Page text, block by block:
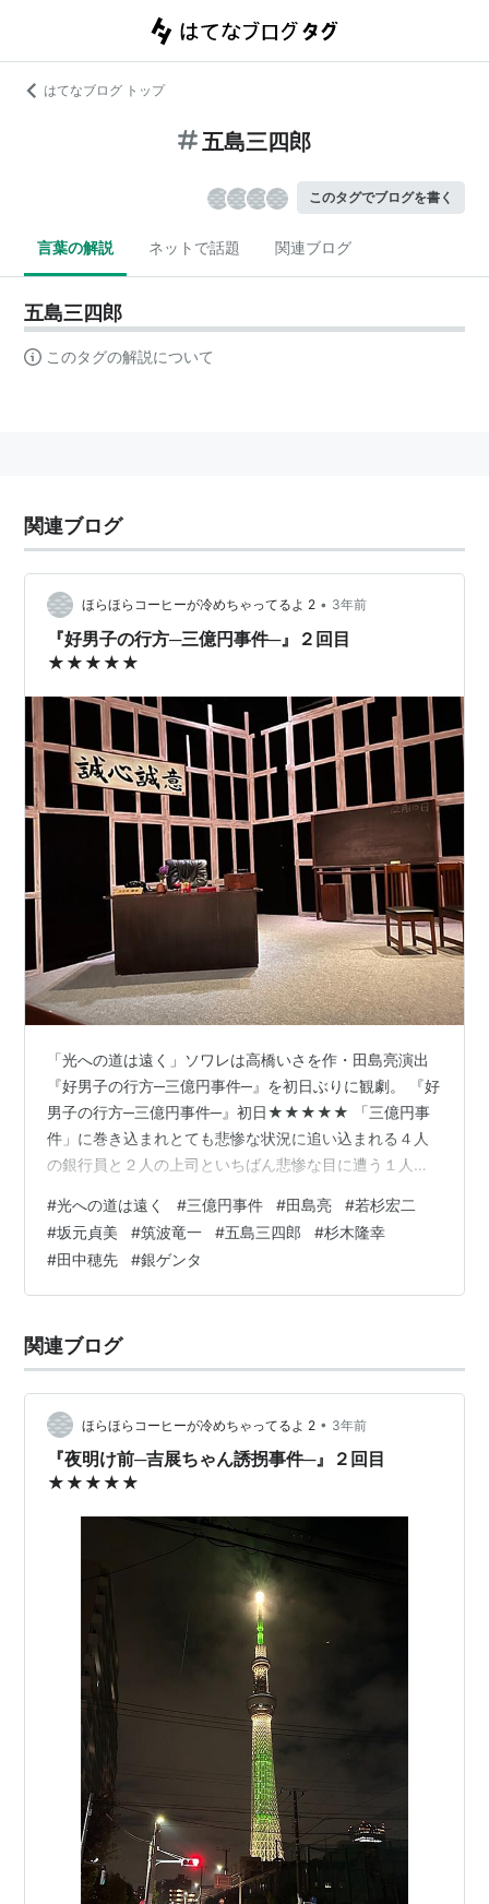
はてなブログ トップ
五島三四郎
このタグでブログを書く
言葉の解説 ネットで話題 関連ブログ
五島三四郎
このタグの解説について
関連ブログ
ほらほらコーヒーが冷めちゃってるよ 2 • 3年前
『好男子の行方─三億円事件─』２回目
★★★★★
「光への道は遠く」ソワレは高橋いさを作・田島亮演出
『好男子の行方─三億円事件─』を初日ぶりに観劇。 『好
男子の行方─三億円事件─』初日★★★★★ 「三億円事
件」に巻き込まれとても悲惨な状況に追い込まれる４人
の銀行員と２人の上司といちばん悲惨な目に遭う１人の
室でのワンシチュエーション会話劇（一幕三場）。自分
や会社の保身のために仲間を犠牲にするなんて… サラリ
ーマンの性をコミカルに。いちばん正しいことを訴えて
いた新入社員の人生を一変させた… 我が身に起きたら到
り取ってフィクションで書かれた高橋いさを…
#光への道は遠く #三億円事件 #田島亮 #若杉宏二
#坂元貞美 #筑波竜一 #五島三四郎 #杉木隆幸
#田中穂先 #銀ゲンタ
関連ブログ
ほらほらコーヒーが冷めちゃってるよ 2 • 3年前
『夜明け前─吉展ちゃん誘拐事件─』２回目
★★★★★